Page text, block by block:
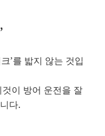
’를 밟지 않는 것입
이 방어 운전을 잘
다.